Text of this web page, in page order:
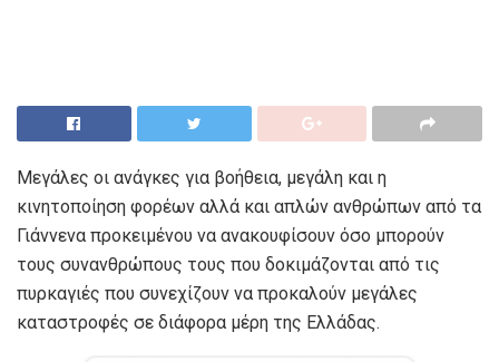
Μεγάλες οι ανάγκες για βοήθεια, μεγάλη και η
κινητοποίηση φορέων αλλά και απλών ανθρώπων από τα
Γιάννενα προκειμένου να ανακουφίσουν όσο μπορούν
τους συνανθρώπους τους που δοκιμάζονται από τις
πυρκαγιές που συνεχίζουν να προκαλούν μεγάλες
καταστροφές σε διάφορα μέρη της Ελλάδας.